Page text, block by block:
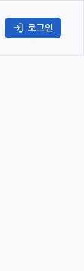
로그인